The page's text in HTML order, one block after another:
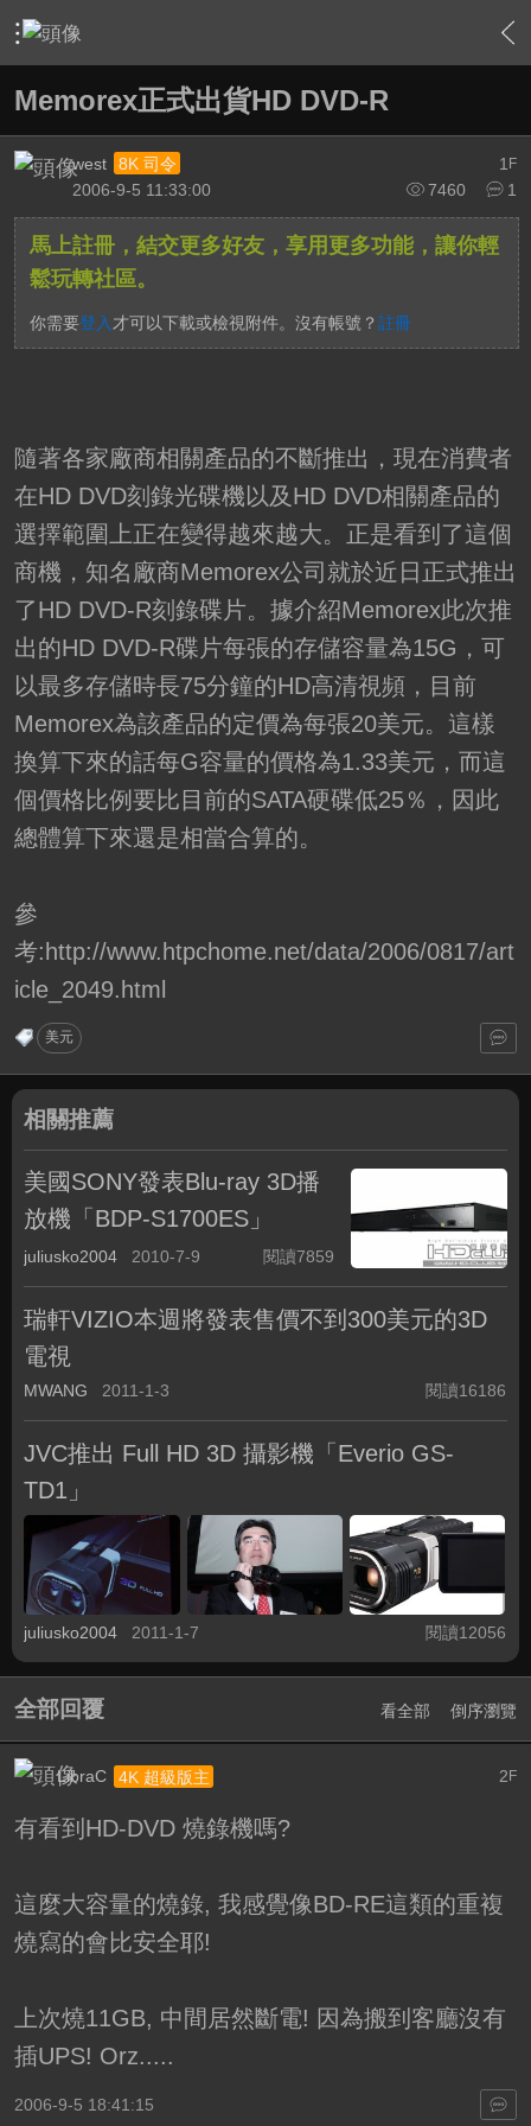
› 軟硬體相關技術 › 高畫質多媒體播放機與BD討論區 › 內
Memorex正式出貨HD DVD-R
1 F
west
8K 司令
7460
1
2006-9-5 11:33:00
馬上註冊，結交更多好友，享用更多功能，讓你輕
鬆玩轉社區。
你需要登入 才可以下載或檢視附件。沒有帳號？ 註冊
隨著各家廠商相關產品的不斷推出，現在消費者
在HD DVD刻錄光碟機以及HD DVD相關產品的
選擇範圍上正在變得越來越大。正是看到了這個
商機，知名廠商Memorex公司就於近日正式推出
了HD DVD-R刻錄碟片。據介紹Memorex此次推
出的HD DVD-R碟片每張的存儲容量為15G，可
以最多存儲時長75分鐘的HD高清視頻，目前
Memorex為該產品的定價為每張20美元。這樣
換算下來的話每G容量的價格為1.33美元，而這
個價格比例要比目前的SATA硬碟低25％，因此
總體算下來還是相當合算的。
參
考:http://www.htpchome.net/data/2006/0817/art
icle_2049.html
美元
相關推薦
美國SONY發表Blu-ray 3D播
放機「BDP-S1700ES」
juliusko2004 2010-7-9 閱讀7859
瑞軒VIZIO本週將發表售價不到300美元的3D
電視
MWANG 2011-1-3 閱讀16186
JVC推出 Full HD 3D 攝影機「Everio GS-
TD1」
juliusko2004 2011-1-7 閱讀12056
全部回覆 看全部 倒序瀏覽
2 F
LibraC 4K 超級版主
有看到HD-DVD 燒錄機嗎?
這麼大容量的燒錄, 我感覺像BD-RE這類的重複
燒寫的會比安全耶!
上次燒11GB, 中間居然斷電! 因為搬到客廳沒有
插UPS! Orz.....
2006-9-5 18:41:15